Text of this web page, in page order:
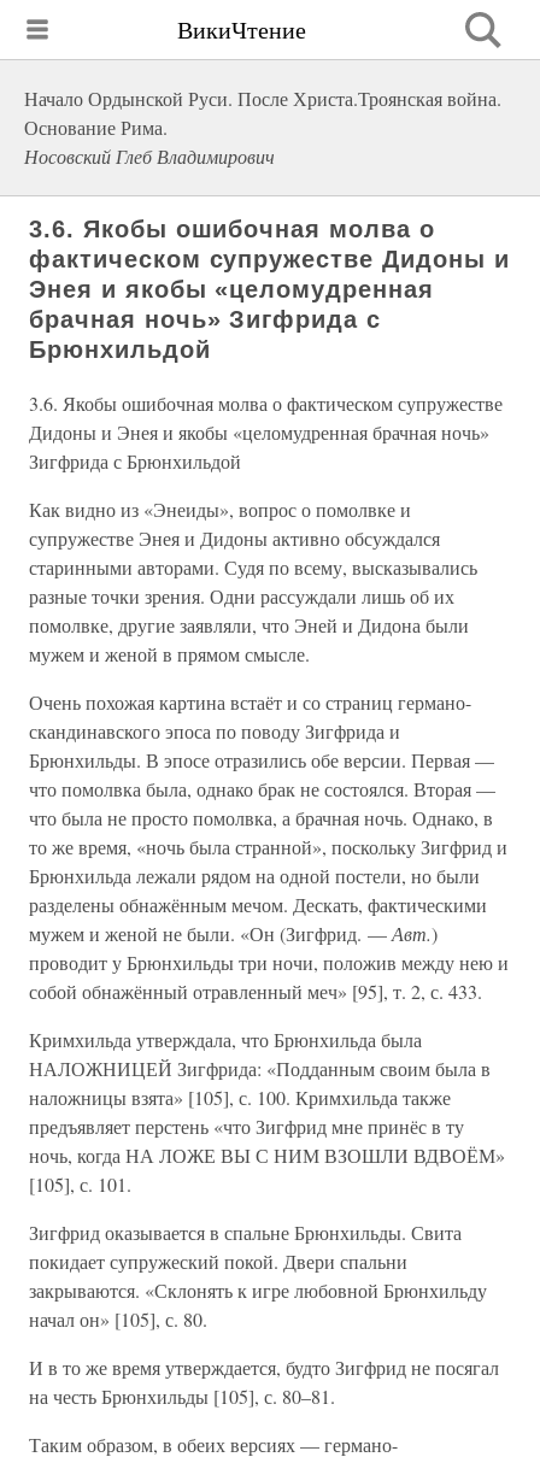
ВикиЧтение
Начало Ордынской Руси. После Христа.Троянская война.
Основание Рима.
Носовский Глеб Владимирович
3.6. Якобы ошибочная молва о
фактическом супружестве Дидоны и
Энея и якобы «целомудренная
брачная ночь» Зигфрида с
Брюнхильдой
3.6. Якобы ошибочная молва о фактическом супружестве
Дидоны и Энея и якобы «целомудренная брачная ночь»
Зигфрида с Брюнхильдой
Как видно из «Энеиды», вопрос о помолвке и
супружестве Энея и Дидоны активно обсуждался
старинными авторами. Судя по всему, высказывались
разные точки зрения. Одни рассуждали лишь об их
помолвке, другие заявляли, что Эней и Дидона были
мужем и женой в прямом смысле.
Очень похожая картина встаёт и со страниц германо-
скандинавского эпоса по поводу Зигфрида и
Брюнхильды. В эпосе отразились обе версии. Первая —
что помолвка была, однако брак не состоялся. Вторая —
что была не просто помолвка, а брачная ночь. Однако, в
то же время, «ночь была странной», поскольку Зигфрид и
Брюнхильда лежали рядом на одной постели, но были
разделены обнажённым мечом. Дескать, фактическими
мужем и женой не были. «Он (Зигфрид. —Авт.)
проводит у Брюнхильды три ночи, положив между нею и
собой обнажённый отравленный меч» [95], т. 2, с. 433.
Кримхильда утверждала, что Брюнхильда была
НАЛОЖНИЦЕЙ Зигфрида: «Подданным своим была в
наложницы взята» [105], с. 100. Кримхильда также
предъявляет перстень «что Зигфрид мне принёс в ту
ночь, когда НА ЛОЖЕ ВЫ С НИМ ВЗОШЛИ ВДВОЁМ»
[105], с. 101.
Зигфрид оказывается в спальне Брюнхильды. Свита
покидает супружеский покой. Двери спальни
закрываются. «Склонять к игре любовной Брюнхильду
начал он» [105], с. 80.
И в то же время утверждается, будто Зигфрид не посягал
на честь Брюнхильды [105], с. 80–81.
Таким образом, в обеих версиях — германо-